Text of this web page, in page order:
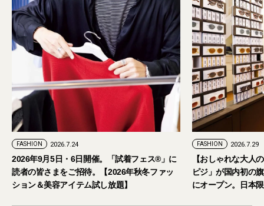
試着フェス®︎」に
年秋冬ファッ
題】
【おしゃれな大人のアイウェア】パリ発「イジ
ピジ」が国内初の旗艦店をキャットストリート
にオープン。日本限定サングラスも登場